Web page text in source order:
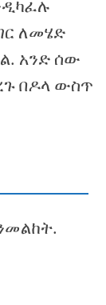
ለመሄድ
አንድ ሰው
በዶላ ውስጥ